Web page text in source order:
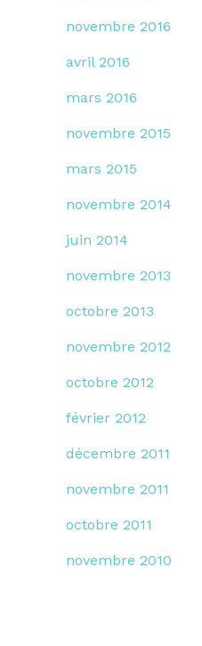
novembre 2016
avril 2016
mars 2016
novembre 2015
mars 2015
novembre 2014
juin 2014
novembre 2013
octobre 2013
novembre 2012
octobre 2012
février 2012
décembre 2011
novembre 2011
octobre 2011
novembre 2010